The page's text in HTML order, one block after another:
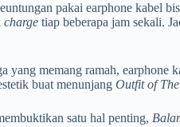
pakai earphone kabel
charge tiap beberapa jam sekali.
yang memang ramah, earphone
buat menunjang Outfit of
satu hal penting,